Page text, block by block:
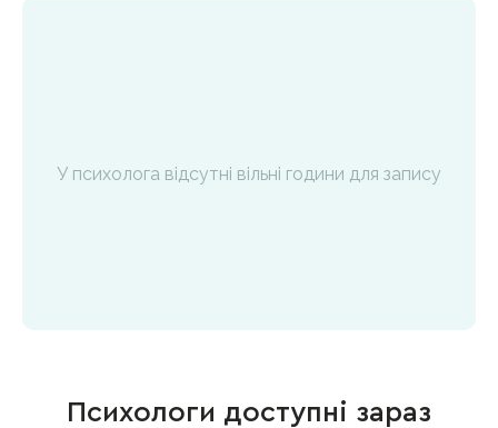
У психолога відсутні вільні години для запису
Психологи доступні зараз